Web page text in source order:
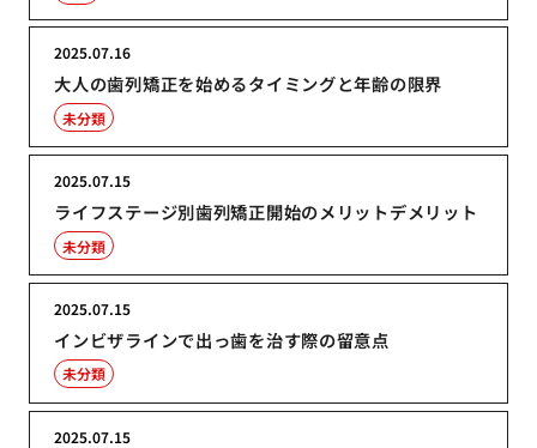
大人の歯列矯正を始めるタイミングと年齢の限界
2025.07.16
未分類
ライフステージ別歯列矯正開始のメリットデメリット
2025.07.15
未分類
インビザラインで出っ歯を治す際の留意点
2025.07.15
未分類
2025.07.15